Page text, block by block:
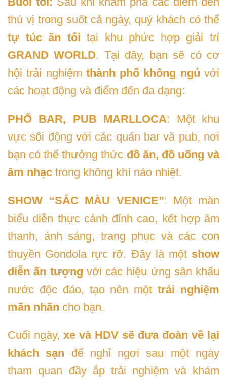
thú vị trong suốt cả ngày, quý khách có thể
tự túc ăn tối tại khu phức hợp giải trí
GRAND WORLD. Tại đây, bạn sẽ có cơ
hội trải nghiệm thành phố không ngủ với
các hoạt động và điểm đến đa dạng:
PHỐ BAR, PUB MARLLOCA: Một khu
vực sôi động với các quán bar và pub, nơi
bạn có thể thưởng thức đồ ăn, đồ uống và
âm nhạc trong không khí náo nhiệt.
SHOW “SẮC MÀU VENICE”: Một màn
biểu diễn thực cảnh đỉnh cao, kết hợp âm
thanh, ánh sáng, trang phục và các con
thuyền Gondola rực rỡ. Đây là một show
diễn ấn tượng với các hiệu ứng sân khấu
nước độc đáo, tạo nên mộttrải nghiệm
mãn nhãn cho bạn.
Cuối ngày, xe và HDV sẽ đưa đoàn về lại
khách sạn để nghỉ ngơi sau một ngày
tham quan đầy ắp trải nghiệm và khám